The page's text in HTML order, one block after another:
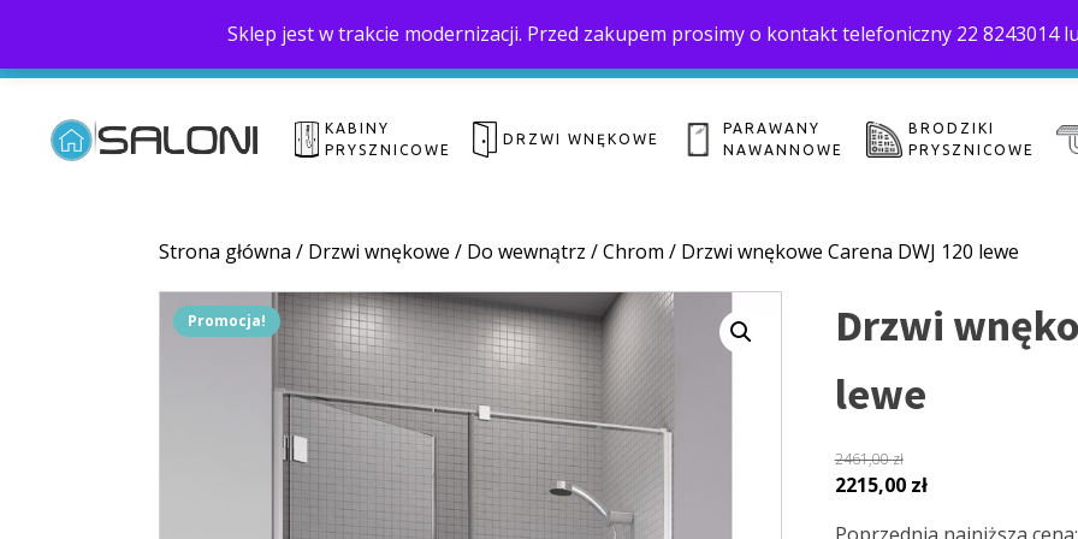
Sklep jest w trakcie modernizacji. Przed zakupem prosimy o kontakt telefoniczny 22 8243014
biuro@saloni.pl 22 559-10-50 Home O
KABINY
PRYSZNICOWE
DRZWI WNĘKOWE
PARAWANY
NAWANNOWE
BRODZIKI
PRYSZNICOWE
Strona główna / Drzwi wnękowe / Do wewnątrz /Chrom / Drzwi wnękowe Carena DWJ 120 lewe
Promocja!
Drzwi
lewe
2461,00zł
Pierwotna
2215,00 złAktualna